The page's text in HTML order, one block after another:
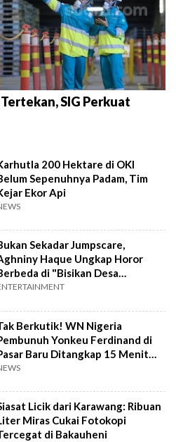
SIG Perkuat
200 Hektare di OKI
Sepenuhnya Padam, Tim
Ekor Api
Sekadar Jumpscare,
Haque Ungkap Horor
di "Bisikan Desa
Berkutik! WN Nigeria
Yonkeu Ferdinand di
Baru Ditangkap 15 Menit
Kejadian
Licik dari Karawang: Ribuan
Miras Cukai Fotokopi
di Bakauheni